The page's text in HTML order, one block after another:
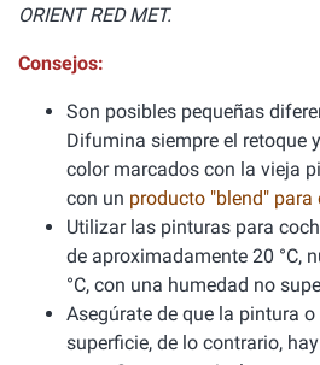
ORIENT RED MET.
Consejos:
Son posibles pequeñas
Difumina siempre el retoque
color marcados con la vieja
con un producto "blend"
Utilizar las pinturas para
de aproximadamente 20 °C,
°C, con una humedad no
Asegúrate de que la pintura
superficie, de lo contrario,